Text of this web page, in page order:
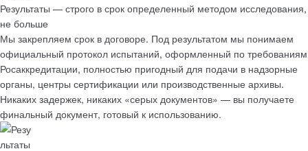
Результаты — строго в срок определенный методом исследования,
не больше
Мы закрепляем срок в договоре. Под результатом мы понимаем
официальный протокол испытаний, оформленный по требованиям
Росаккредитации, полностью пригодный для подачи в надзорные
органы, центры сертификации или производственные архивы.
Никаких задержек, никаких «серых документов» — вы получаете
финальный документ, готовый к использованию.